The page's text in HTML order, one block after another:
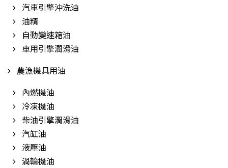
汽車引擎沖洗油
油精
自動變速箱油
車用引擎潤滑油
農漁機具用油
內燃機油
冷凍機油
柴油引擎潤滑油
汽缸油
液壓油
渦輪機油